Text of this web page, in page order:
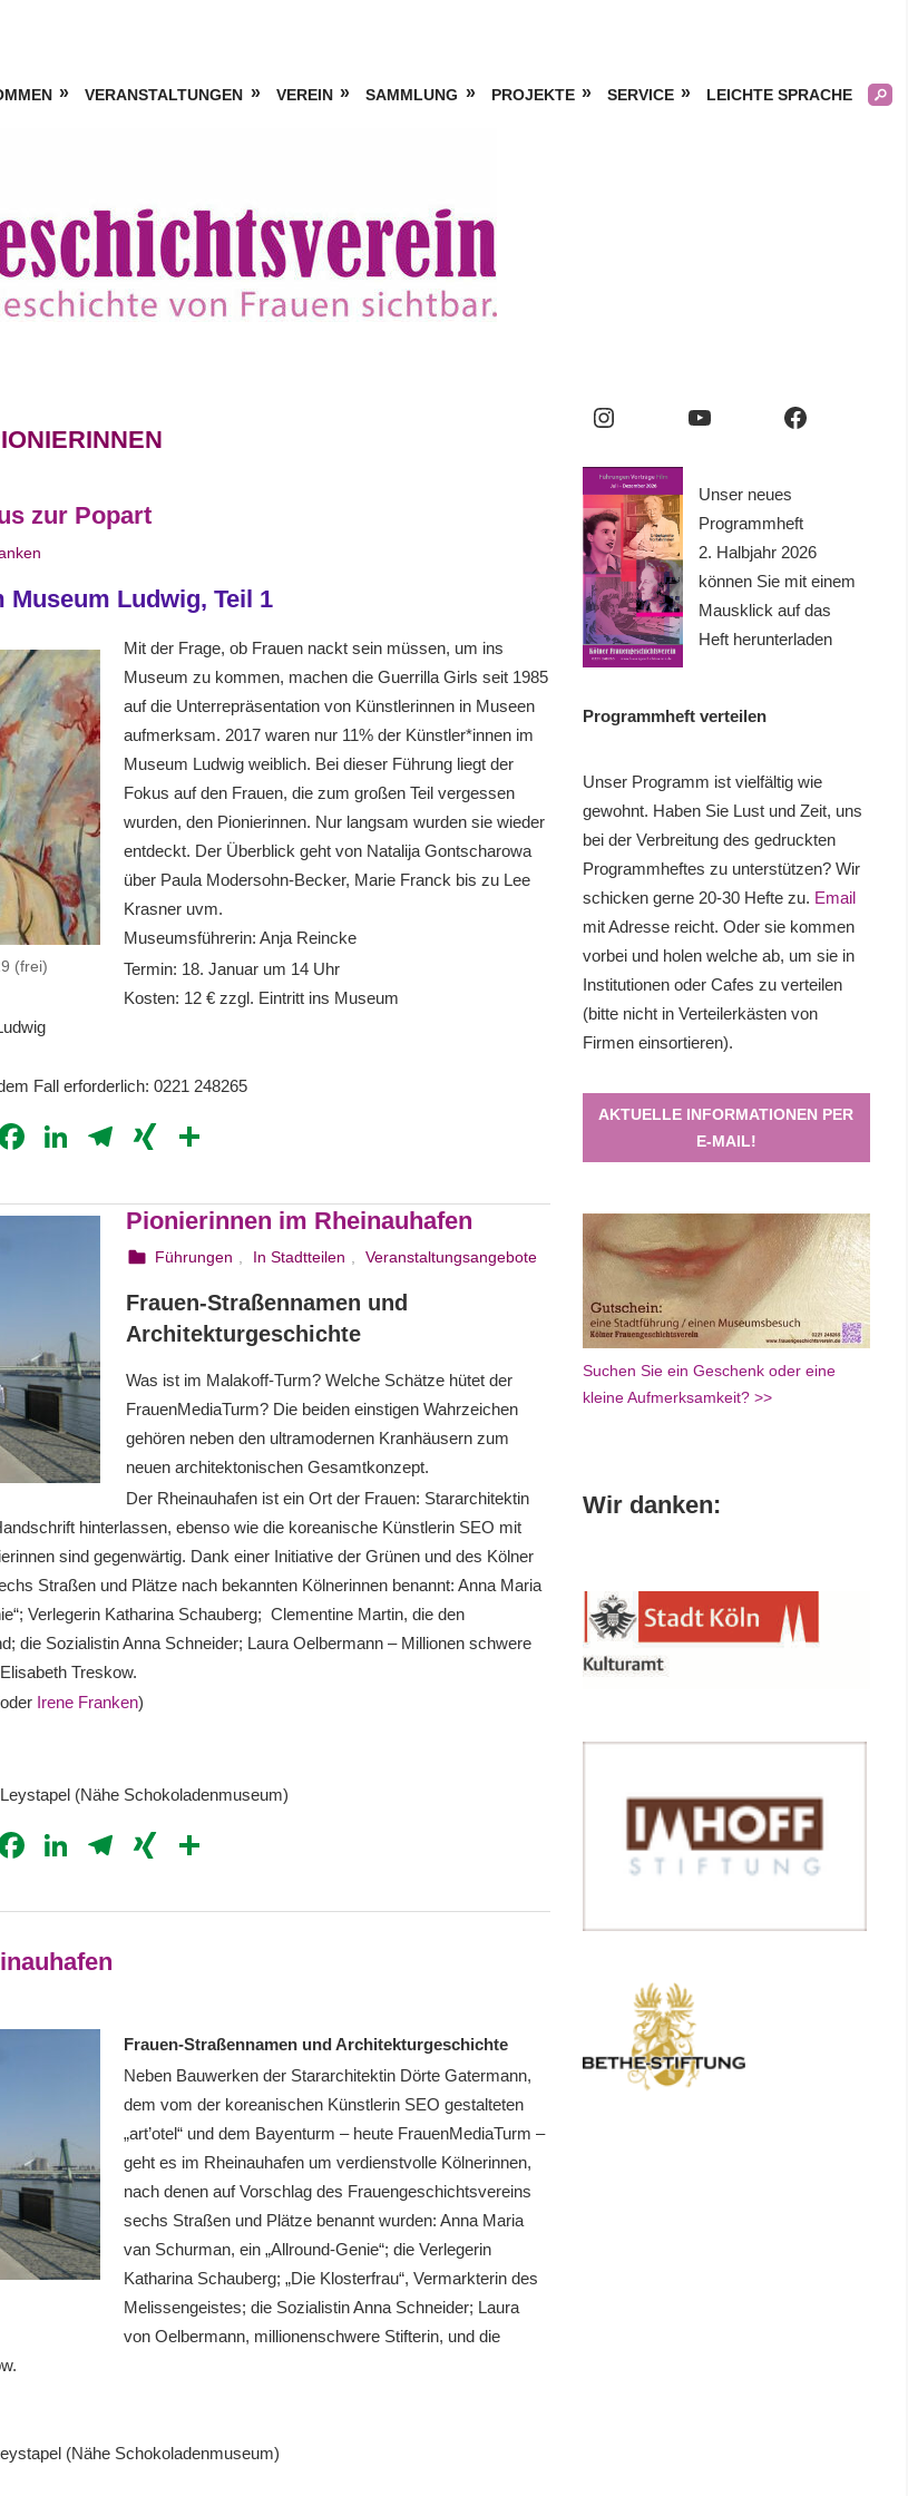
VERANSTALTUNGEN VEREIN SAMMLUNG PROJEKTE SERVICE LEICHTE SPRACHE
zur Popart
Ludwig, Teil 1
(frei)
Mit der Frage, ob Frauen nackt sein müssen, um ins
Museum zu kommen, machen die Guerrilla Girls seit 1985
auf die Unterrepräsentation von Künstlerinnen in Museen
aufmerksam. 2017 waren nur 11% der Künstler*innen im
Museum Ludwig weiblich. Bei dieser Führung liegt der
Fokus auf den Frauen, die zum großen Teil vergessen
wurden, den Pionierinnen. Nur langsam wurden sie wieder
entdeckt. Der Überblick geht von Natalija Gontscharowa
über Paula Modersohn-Becker, Marie Franck bis zu Lee
Krasner uvm.
Museumsführerin: Anja Reincke
Termin: 18. Januar um 14 Uhr
Kosten: 12 € zzgl. Eintritt ins Museum
Fall erforderlich: 0221 248265
Facebook
LinkedIn
Telegram
XING
Pionierinnen im Rheinauhafen
25. August 2023
webmam
Führungen , In Stadtteilen , Veranstaltungsangebote
Frauen-Straßennamen und
Architekturgeschichte
Was ist im Malakoff-Turm? Welche Schätze hütet der
FrauenMediaTurm? Die beiden einstigen Wahrzeichen
gehören neben den ultramodernen Kranhäusern zum
neuen architektonischen Gesamtkonzept.
Der Rheinauhafen ist ein Ort der Frauen: Stararchitektin
hinterlassen, ebenso wie die koreanische Künstlerin SEO mit
sind gegenwärtig. Dank einer Initiative der Grünen und des Kölner
Straßen und Plätze nach bekannten Kölnerinnen benannt: Anna Maria
Verlegerin Katharina Schauberg; Clementine Martin, die den
die Sozialistin Anna Schneider; Laura Oelbermann – Millionen schwere
Treskow.
Irene Franken)
(Nähe Schokoladenmuseum)
Facebook
LinkedIn
Telegram
XING
Frauen-Straßennamen und Architekturgeschichte
Neben Bauwerken der Stararchitektin Dörte Gatermann,
dem vom der koreanischen Künstlerin SEO gestalteten
„art’otel“ und dem Bayenturm – heute FrauenMediaTurm –
geht es im Rheinauhafen um verdienstvolle Kölnerinnen,
nach denen auf Vorschlag des Frauengeschichtsvereins
sechs Straßen und Plätze benannt wurden: Anna Maria
van Schurman, ein „Allround-Genie“; die Verlegerin
Katharina Schauberg; „Die Klosterfrau“, Vermarkterin des
Melissengeistes; die Sozialistin Anna Schneider; Laura
von Oelbermann, millionenschwere Stifterin, und die
(Nähe Schokoladenmuseum)
Instagram YouTube Facebook
Unser neues
Programmheft
2. Halbjahr 2026
können Sie mit einem
Mausklick auf das
Heft herunterladen
Programmheft verteilen
Unser Programm ist vielfältig wie
gewohnt. Haben Sie Lust und Zeit, uns
bei der Verbreitung des gedruckten
Programmheftes zu unterstützen? Wir
schicken gerne 20-30 Hefte zu. Email
mit Adresse reicht. Oder sie kommen
vorbei und holen welche ab, um sie in
Institutionen oder Cafes zu verteilen
(bitte nicht in Verteilerkästen von
Firmen einsortieren).
AKTUELLE INFORMATIONEN PER
E-MAIL!
Suchen Sie ein Geschenk oder eine
kleine Aufmerksamkeit? >>
Wir danken: